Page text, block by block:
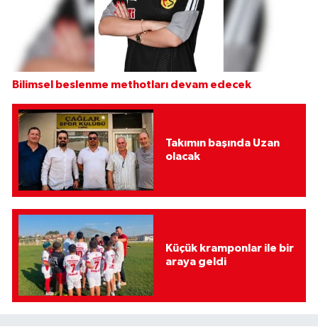
Bilimsel beslenme methotları devam edecek
Takımın başında Uzan
olacak
Küçük kramponlar ile bir
araya geldi